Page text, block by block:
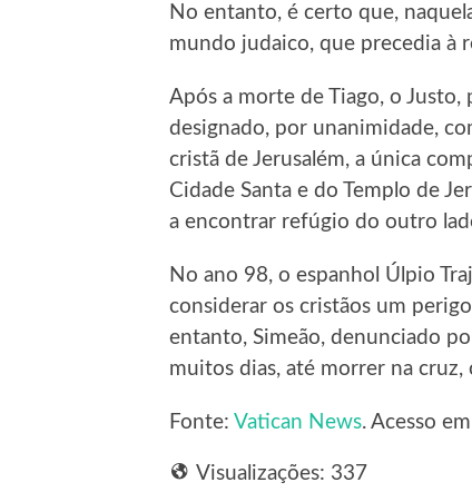
No entanto, é certo que,
mundo judaico, que precedia à
Após a morte de Tiago, o
designado, por unanimidade,
cristã de Jerusalém, a única
Cidade Santa e do Templo de
a encontrar refúgio do outro
No ano 98, o espanhol Úlpio
considerar os cristãos um
entanto, Simeão, denunciado
muitos dias, até morrer na cruz,
Fonte: Vatican News. Acesso
Visualizações: 337